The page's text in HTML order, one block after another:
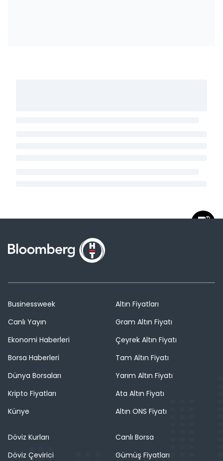
Businessweek
Canlı Yayın
Ekonomi Haberleri
Borsa Haberleri
Dünya Borsaları
Kripto Fiyatları
Künye
Altın Fiyatları
Gram Altın Fiyatı
Çeyrek Altın Fiyatı
Tam Altın Fiyatı
Yarım Altın Fiyatı
Ata Altın Fiyatı
Altın ONS Fiyatı
Döviz Kurları
Döviz Çevirici
Canlı Borsa
Gümüş Fiyatları